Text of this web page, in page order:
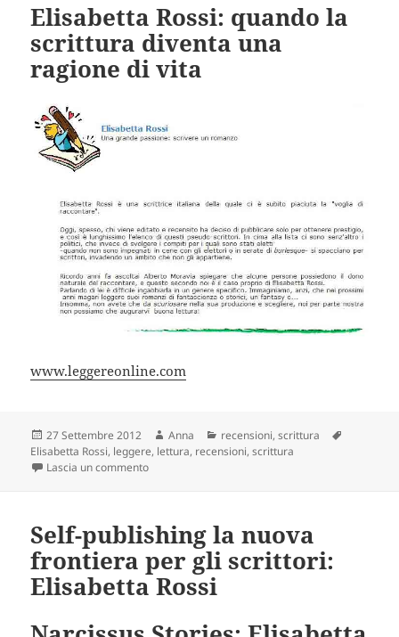
Elisabetta Rossi: quando la
scrittura diventa una
ragione di vita
www.leggereonline.com
Scritto
il
27 Settembre 2012 Autore
Anna Categorie
recensioni,scrittura
Elisabetta Rossi, leggere, lettura, recensioni,scrittura
Lascia un commentosu Elisabetta Rossi: quando la scrittura diventa
Self-publishing la nuova
frontiera per gli scrittori:
Elisabetta Rossi